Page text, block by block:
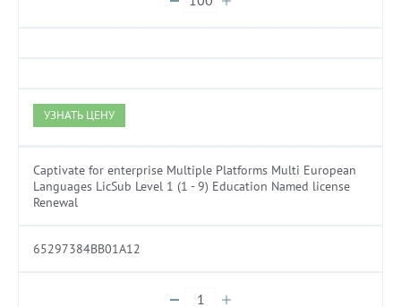
УЗНАТЬ ЦЕНУ
Captivate for enterprise Multiple Platforms Multi European
Languages LicSub Level 1 (1 - 9) Education Named license
Renewal
65297384BB01A12